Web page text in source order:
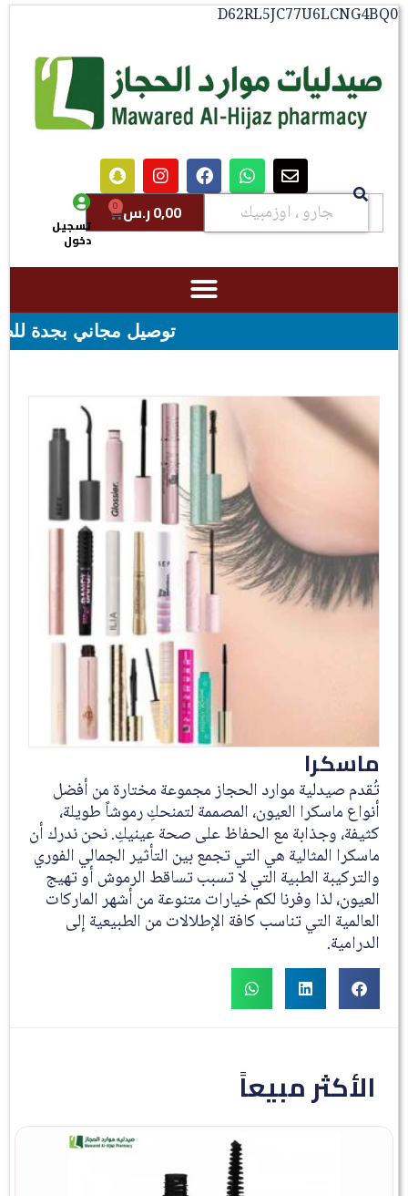
D62RL5JC77U6LCNG4BQ0
0,00ر.س 0
تسجيل
دخول
توصيل مجاني بجدة للطلبات فوق قيمه ال ١٠٠ ريال - شحن مجاني
ماسكرا
تُقدم صيدلية موارد الحجاز مجموعة مختارة من أفضل
أنواع ماسكرا العيون، المصممة لتمنحكِ رموشاً طويلة،
كثيفة، وجذابة مع الحفاظ على صحة عينيكِ. نحن ندرك أن
ماسكرا المثالية هي التي تجمع بين التأثير الجمالي الفوري
والتركيبة الطبية التي لا تسبب تساقط الرموش أو تهيج
العيون، لذا وفرنا لكم خيارات متنوعة من أشهر الماركات
العالمية التي تناسب كافة الإطلالات من الطبيعية إلى
الدرامية.
الأكثر مبيعاً